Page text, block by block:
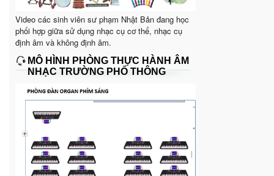
Video các sinh viên sư phạm Nhật Bản đang học
phối hợp giữa sử dụng nhạc cụ cơ thể, nhạc cụ
định âm và không định âm.
MÔ HÌNH PHÒNG THỰC HÀNH ÂM
NHẠC TRƯỜNG PHỔ THÔNG